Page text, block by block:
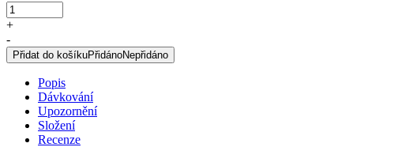
Lichořeřišnice
větší,
bylinné
kapky
(balení
množství
+
-
Přidat do košíkuPřidánoNepřidáno
Popis
Dávkování
Upozornění
Složení
Recenze